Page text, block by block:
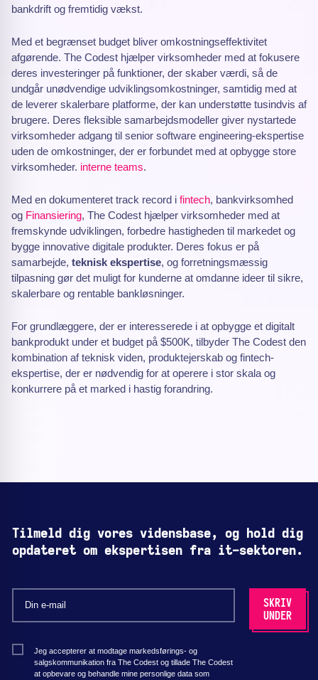
bankdrift og fremtidig vækst.
Med et begrænset budget bliver omkostningseffektivitet
afgørende. The Codest hjælper virksomheder med at fokusere
deres investeringer på funktioner, der skaber værdi, så de
undgår unødvendige udviklingsomkostninger, samtidig med at
de leverer skalerbare platforme, der kan understøtte tusindvis af
brugere. Deres fleksible samarbejdsmodeller giver nystartede
virksomheder adgang til senior software engineering-ekspertise
uden de omkostninger, der er forbundet med at opbygge store
virksomheder. interne teams.
Med en dokumenteret track record i fintech, bankvirksomhed
og Finansiering, The Codest hjælper virksomheder med at
fremskynde udviklingen, forbedre hastigheden til markedet og
bygge innovative digitale produkter. Deres fokus er på
samarbejde, teknisk ekspertise, og forretningsmæssig
tilpasning gør det muligt for kunderne at omdanne ideer til sikre,
skalerbare og rentable bankløsninger.
For grundlæggere, der er interesserede i at opbygge et digitalt
bankprodukt under et budget på $500K, tilbyder The Codest den
kombination af teknisk viden, produktejerskab og fintech-
ekspertise, der er nødvendig for at operere i stor skala og
konkurrere på et marked i hastig forandring.
Tilmeld dig vores vidensbase, og hold dig
opdateret om ekspertisen fra it-sektoren.
Jeg accepterer at modtage markedsførings- og
salgskommunikation fra The Codest og tillade The Codest
at opbevare og behandle mine personlige data som